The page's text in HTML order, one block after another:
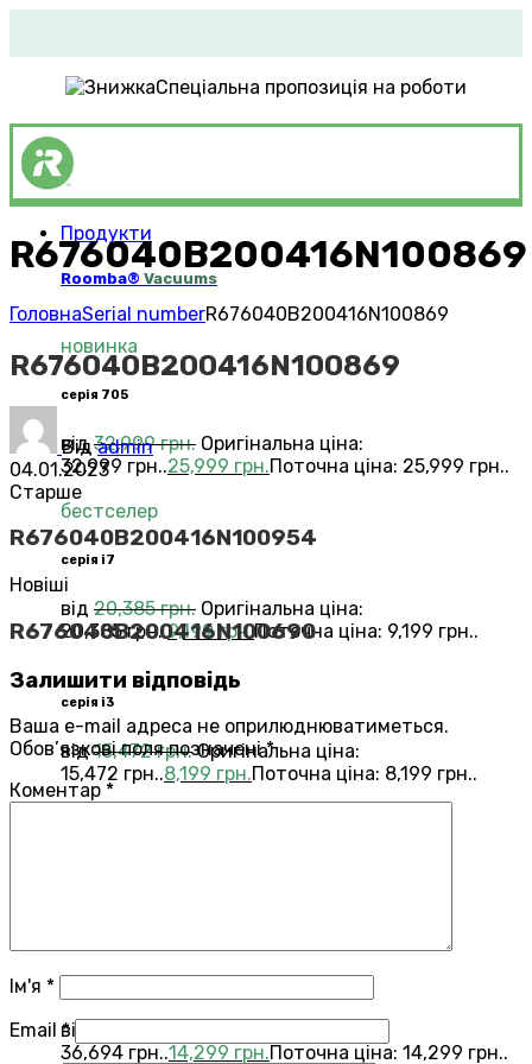
Спеціальна пропозиція на роботи
Продукти
Roomba® Vacuums
новинка
серія 705
від32,999грн. Оригінальна ціна:
32,999 грн..25,999 грн.Поточна ціна: 25,999 грн..
бестселер
серія i7
від 20,385грн. Оригінальна ціна:
20,385 грн..9,199 грн.Поточна ціна: 9,199 грн..
серія i3
від15,472грн. Оригінальна ціна:
15,472 грн..8,199 грн.Поточна ціна: 8,199 грн..
від
36,694 грн..14,299 грн.Поточна ціна: 14,299 грн..
R676040B200416N100869
ГоловнаSerial numberR676040B200416N100869
R676040B200416N100869
Відadmin
04.01.2023
Старше
R676040B200416N100954
Новіші
R676040B200416N100690
Залишити відповідь
Ваша e-mail адреса не оприлюднюватиметься.
Обов’язкові поля позначені*
Коментар *
Ім'я *
Email *